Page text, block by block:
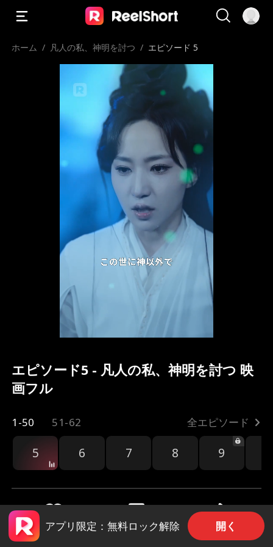
ホーム / 凡人の私、神明を討つ / エピソード 5
エピソード5 - 凡人の私、神明を討つ 映
画フル
1-50 51-62 全エピソード
5 6 7 8 9
113 2.3k 共有
アプリ限定：無料ロック解除 開く